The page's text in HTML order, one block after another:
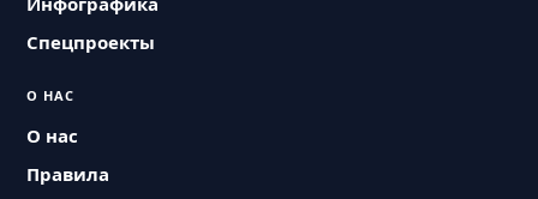
Спецпроекты
О НАС
О нас
Правила